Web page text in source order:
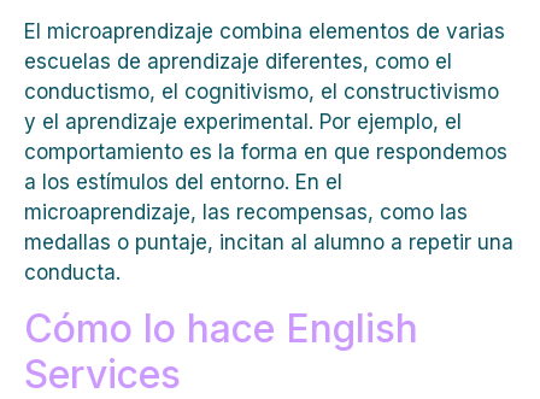
El microaprendizaje combina elementos de varias
escuelas de aprendizaje diferentes, como el
conductismo, el cognitivismo, el constructivismo
y el aprendizaje experimental. Por ejemplo, el
comportamiento es la forma en que respondemos
a los estímulos del entorno. En el
microaprendizaje, las recompensas, como las
medallas o puntaje, incitan al alumno a repetir una
conducta.
Cómo lo hace English
Services